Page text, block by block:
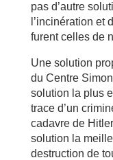
pas d’autre
l’incinération et
furent celles de
Une solution
du Centre
solution la plus
trace d’un
cadavre de
solution la
destruction de